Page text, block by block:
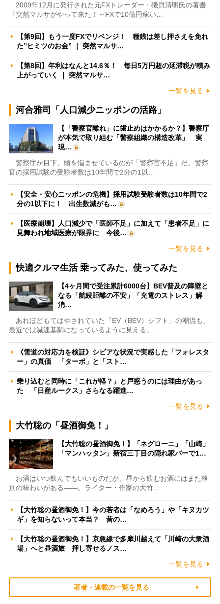
2009年12月に発行された元FXトレーダー・磯貝清明氏の著書
『突然マルサがやって来た！～FXで10億円稼い…
【第9回】もう一度FXでリベンジ！ 種銭は差し押さえを免れ
た”ヒミツのお金” ｜ 突然マルサ…
【第8回】年利はなんと14.6％！ 毎日5万円超の延滞税が積み
上がっていく ｜ 突然マルサ…
一覧を見る
河合雅司「人口減少ニッポンの活路」
【「警察官離れ」に歯止めはかかるか？】警察庁
が本気で取り組む「警察組織の構造改革」 実
現…
警察庁が目下、頭を悩ませているのが「警察官不足」だ。警察
官の採用試験の受験者数は10年間で2分の1以…
【安全・安心ニッポンの危機】採用試験受験者数は10年間で2
分の1以下に！ 出生数減がも…
【医療崩壊】人口減少で「医師不足」に加えて「患者不足」に
見舞われ地域医療が限界に 今後…
一覧を見る
快適クルマ生活 乗ってみた、使ってみた
【4ヶ月間で受注累計6000台】BEV普及の障壁と
なる「航続距離の不安」「充電のストレス」解
消…
あれほどもてはやされていた「EV（BEV）シフト」の潮流も、
最近では減速基調になっているように見える。…
《雪道の対応力を検証》シビアな状況で実感した「フォレスタ
ー」の真価 「ターボ」と「スト…
乗り込むと同時に「これが軽？」と戸惑うのには理由があっ
た 「日産ルークス」さらなる躍進…
一覧を見る
大竹聡の「昼酒御免！」
【大竹聡の昼酒御免！】「ネグローニ」「山崎」
「マンハッタン」新宿三丁目の隠れ家バーで1…
お酒はいつ飲んでもいいものだが、昼から飲むお酒にはまた格
別の味わいがある――。ライター・作家の大竹…
【大竹聡の昼酒御免！】今の若者は「なめろう」や「キヌカツ
ギ」を知らないって本当？ 昔の…
【大竹聡の昼酒御免！】京急線で多摩川越えて「川崎の大衆酒
場」へと昼酒旅 押し寄せるノス…
一覧を見る
著者・連載の一覧を見る